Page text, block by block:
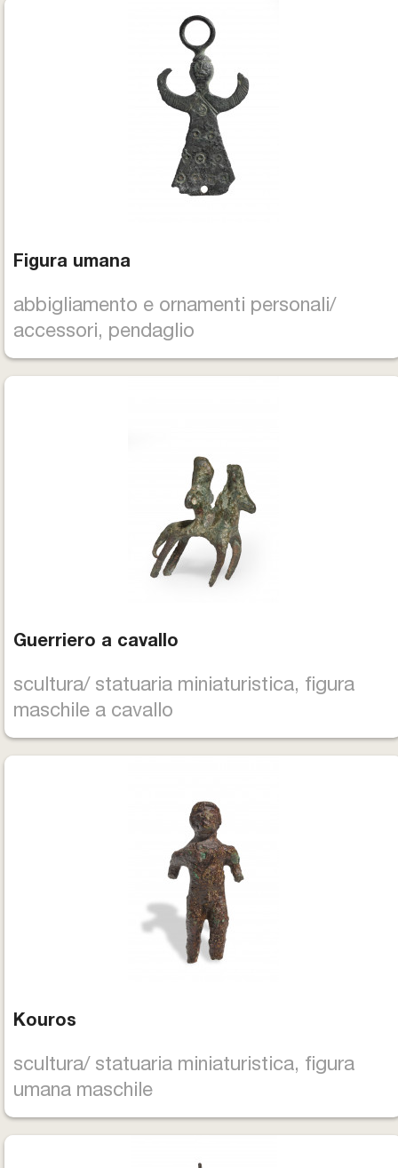
Figura umana
abbigliamento e ornamenti personali/
accessori, pendaglio
Guerriero a cavallo
scultura/ statuaria miniaturistica, figura
maschile a cavallo
Kouros
scultura/ statuaria miniaturistica, figura
umana maschile